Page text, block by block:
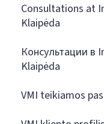
Consultations at
Klaipėda
Консультации в
Klaipėda
VMI teikiamos